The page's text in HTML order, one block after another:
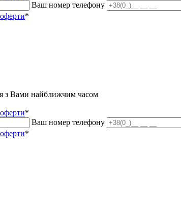
Ваш номер телефону
*
з Вами найближчим часом
*
Ваш номер телефону
*